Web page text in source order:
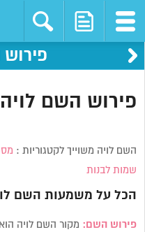
פירוש השם לויה
השם לויה משוייך לקטגוריות :
שמות לבנות
הכל על משמעות השם
פירוש השם: מקור השם לויה